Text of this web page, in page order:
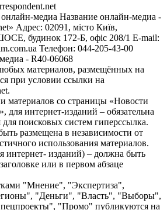
медиа Название онлайн-медиа -
Адрес: 02091, місто Київ,
будинок 172-Б, офіс 208/1 E-mail:
Телефон: 044-205-43-00
- R40-06068
материалов, размещённых на
при условии ссылки на
материалов со страницы «Новости
для интернет-изданий – обязательна
для поисковых систем гиперссылка.
размещена в независимости от
использования материалов.
интернет- изданий) – должна быть
или в первом абзаце
"Мнение", "Экспертиза",
"Деньги", "Власть", "Выборы",
"Промо" публикуются на